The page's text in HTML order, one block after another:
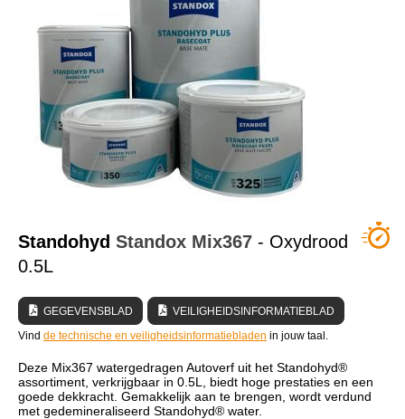
VERBRUIKSARTIKELEN VOOR CARROSSERIE
GEREEDSCHAP VOOR CARROSSERIE
UITRUSTING VOOR CARROSSERIE
LABORATORIUMINSTALLATIE
HANDLEIDING & ADVIES
Standohyd Standox Mix367 - Oxydrood
0.5L
GEGEVENSBLAD
VEILIGHEIDSINFORMATIEBLAD
Vind de technische en veiligheidsinformatiebladen in jouw taal.
Deze Mix367 watergedragen Autoverf uit het Standohyd®
assortiment, verkrijgbaar in 0.5L, biedt hoge prestaties en een
goede dekkracht. Gemakkelijk aan te brengen, wordt verdund
met gedemineraliseerd Standohyd® water.